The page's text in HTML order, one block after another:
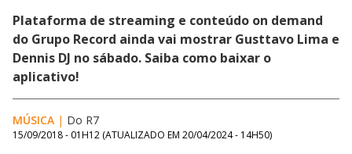
Plataforma de streaming e conteúdo on demand
do Grupo Record ainda vai mostrar Gusttavo Lima e
Dennis DJ no sábado. Saiba como baixar o
aplicativo!
MÚSICA | Do R7
15/09/2018 - 01H12 (ATUALIZADO EM 20/04/2024 - 14H50)